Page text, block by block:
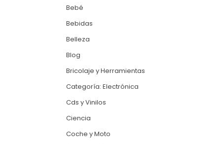
Bebé
Bebidas
Belleza
Blog
Bricolaje y Herramientas
Categoría: Electrónica
Cds y Vinilos
Ciencia
Coche y Moto